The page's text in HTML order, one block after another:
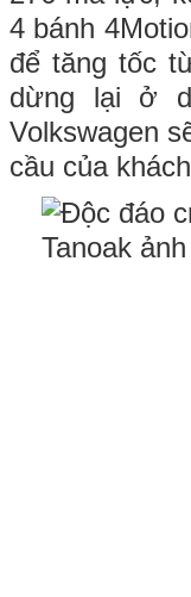
4 bánh
để tăng tốc
dừng lại ở
Volkswagen
cầu của